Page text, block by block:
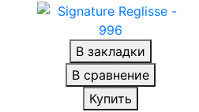
В закладки
В сравнение
Купить